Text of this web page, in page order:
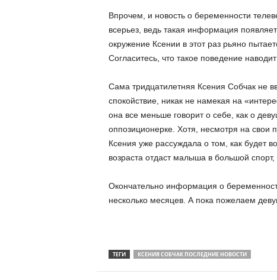
Впрочем, и новость о беременности
всерьез, ведь такая информация
окружение Ксении в этот раз рьяно
Согласитесь, что такое поведение
Сама тридцатилетняя Ксения Собчак не
спокойствие, никак не намекая на
она все меньше говорит о себе, как о
оппозиционерке. Хотя, несмотря на свои
Ксения уже рассуждала о том, как будет
возраста отдаст малыша в большой
Окончательно информация о
несколько месяцев. А пока пожелаем
ТЕГИ КСЕНИЯ СОБЧАК ПОСЛЕДНИЕ НОВОСТИ